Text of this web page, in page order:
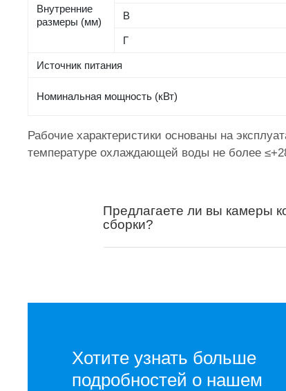
Внутренние
размеры (мм)
В
Г
Источник питания
Номинальная мощность (кВт)
Рабочие характеристики основаны на
температуре охлаждающей воды не более
Предлагаете ли вы камеры
сборки?
Хотите узнать больше
подробностей о нашем